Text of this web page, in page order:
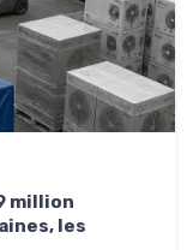
million
les